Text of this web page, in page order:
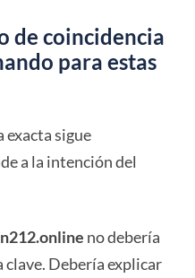
de coincidencia
para estas
exacta sigue
a la intención del
no debería
Debería explicar